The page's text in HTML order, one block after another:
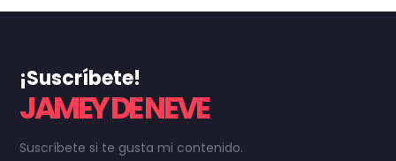
¡Suscríbete!
JAMEY DE NEVE
Suscríbete si te gusta mi contenido.